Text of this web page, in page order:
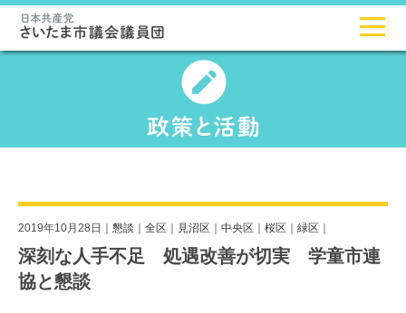
2019年10月28日｜ 懇談 全区 見沼区 中央区 桜区 緑区
深刻な人手不足 処遇改善が切実 学童市連
協と懇談